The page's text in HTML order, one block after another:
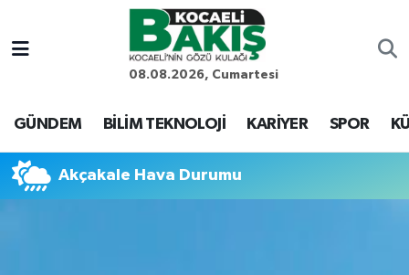
08.08.2026, Cumartesi
GÜNDEM BİLİM TEKNOLOJİ KARİYER SPOR
Akçakale Hava Durumu
Kocaeli Nöbetçi Eczaneler
Kocaeli Hava Durumu